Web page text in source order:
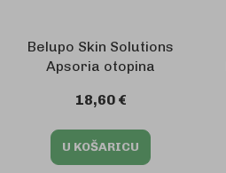
Belupo Skin Solutions
Apsoria otopina
18,60 €
U KOŠARICU